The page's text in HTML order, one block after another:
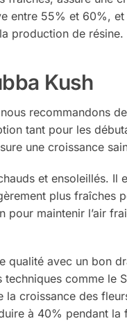
entre 55% et 60%,
production de résine.
Kush
recommandons
tant pour les
une croissance
et ensoleillés.
plus
maintenir l’air
qualité avec un bon
techniques comme
croissance des
à 40% pendant la